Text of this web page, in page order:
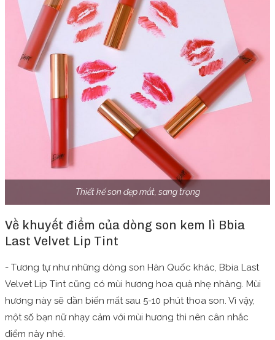
Thiết kế son đẹp mắt, sang trọng
Về khuyết điểm của dòng son kem lì Bbia
Last Velvet Lip Tint
- Tương tự như những dòng son Hàn Quốc khác, Bbia Last
Velvet Lip Tint cũng có mùi hương hoa quả nhẹ nhàng. Mùi
hương này sẽ dần biến mất sau 5-10 phút thoa son. Vì vậy,
một số bạn nữ nhạy cảm với mùi hương thì nên cân nhắc
điểm này nhé.